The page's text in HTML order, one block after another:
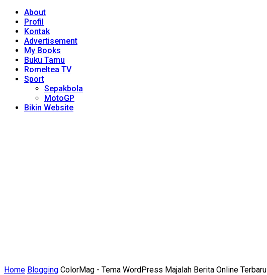
About
Profil
Kontak
Advertisement
My Books
Buku Tamu
Romeltea TV
Sport
Sepakbola
MotoGP
Bikin Website
Home Blogging ColorMag - Tema WordPress Majalah Berita Online Terbaru